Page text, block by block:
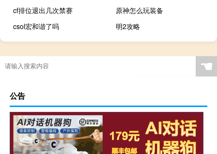
cf排位退出几次禁赛
原神怎么玩装备
csol宏和谐了吗
明2攻略
原神怎么和对方说话
☚
公告